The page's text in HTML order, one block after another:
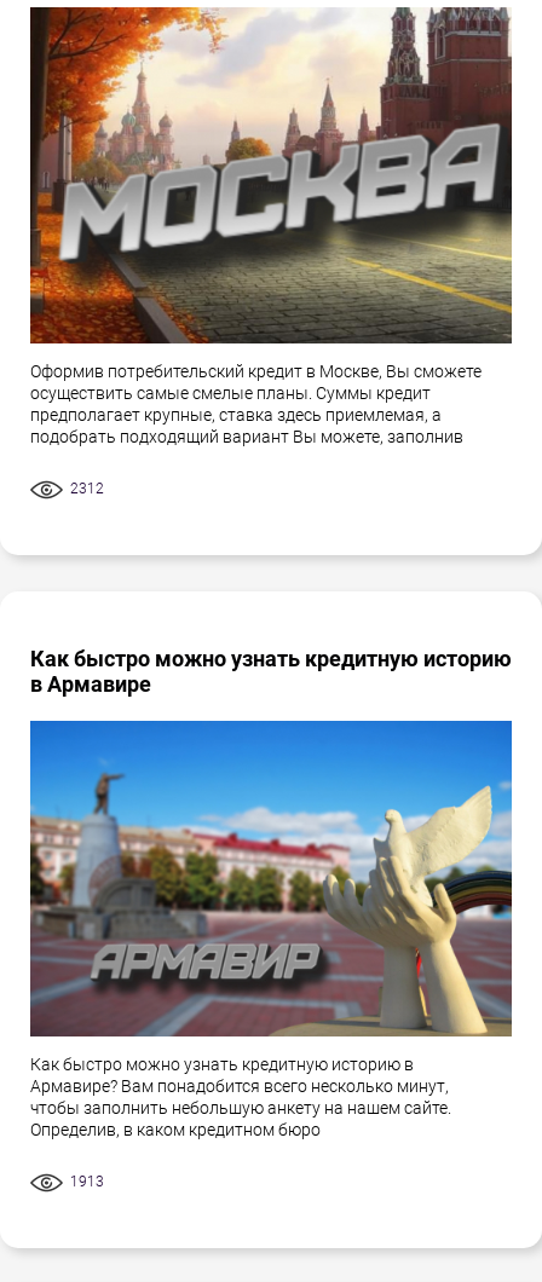
Оформив потребительский кредит в Москве, Вы сможете
осуществить самые смелые планы. Суммы кредит
предполагает крупные, ставка здесь приемлемая, а
подобрать подходящий вариант Вы можете, заполнив
2312
Как быстро можно узнать кредитную историю
в Армавире
Как быстро можно узнать кредитную историю в
Армавире? Вам понадобится всего несколько минут,
чтобы заполнить небольшую анкету на нашем сайте.
Определив, в каком кредитном бюро
1913